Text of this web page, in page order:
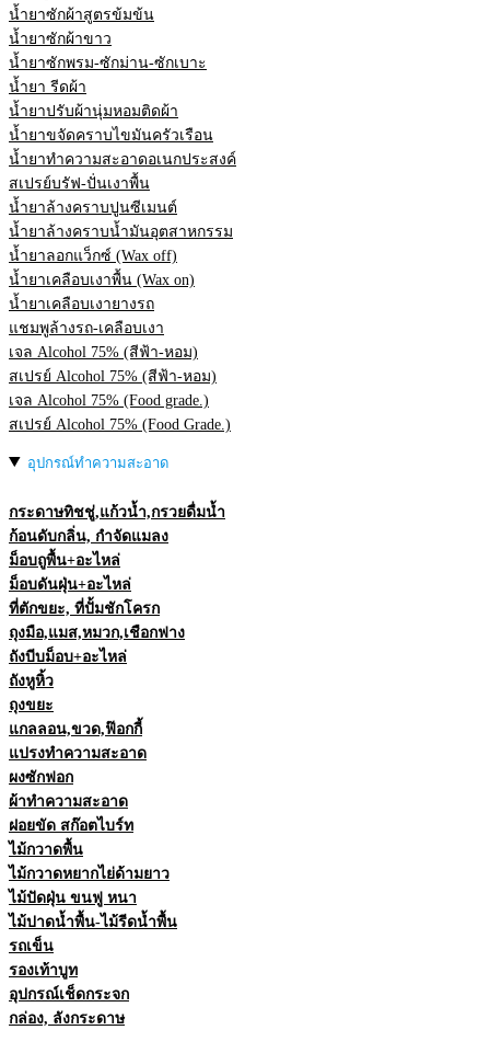
น้ำยาซักผ้าสูตรข้มข้น
น้ำยาซักผ้าขาว
น้ำยาซักพรม-ซักม่าน-ซักเบาะ
น้ำยา รีดผ้า
น้ำยาปรับผ้านุ่มหอมติดผ้า
น้ำยาขจัดคราบไขมันครัวเรือน
น้ำยาทำความสะอาดอเนกประสงค์
สเปรย์บรัฟ-ปั่นเงาพื้น
น้ำยาล้างคราบปูนซีเมนต์
น้ำยาล้างคราบน้ำมันอุตสาหกรรม
น้ำยาลอกแว็กซ์ (Wax off)
น้ำยาเคลือบเงาพื้น (Wax on)
น้ำยาเคลือบเงายางรถ
แชมพูล้างรถ-เคลือบเงา
เจล Alcohol 75% (สีฟ้า-หอม)
สเปรย์ Alcohol 75% (สีฟ้า-หอม)
เจล Alcohol 75% (Food grade.)
สเปรย์ Alcohol 75% (Food Grade.)
อุปกรณ์ทำความสะอาด
กระดาษทิชชู่,แก้วน้ำ,กรวยดื่มน้ำ
ก้อนดับกลิ่น, กำจัดแมลง
ม็อบถูพื้น+อะไหล่
ม็อบดันฝุ่น+อะไหล่
ที่ตักขยะ, ที่ปั้มชักโครก
ถุงมือ,แมส,หมวก,เชือกฟาง
ถังบีบม็อบ+อะไหล่
ถังหูหิ้ว
ถุงขยะ
แกลลอน,ขวด,ฟ๊อกกี้
แปรงทำความสะอาด
ผงซักฟอก
ผ้าทำความสะอาด
ฝอยขัด สก๊อตไบร์ท
ไม้กวาดพื้น
ไม้กวาดหยากไย่ด้ามยาว
ไม้ปัดฝุ่น ขนฟู หนา
ไม้ปาดน้ำพื้น-ไม้รีดน้ำพื้น
รถเข็น
รองเท้าบูท
อุปกรณ์เช็ดกระจก
กล่อง, ลังกระดาษ